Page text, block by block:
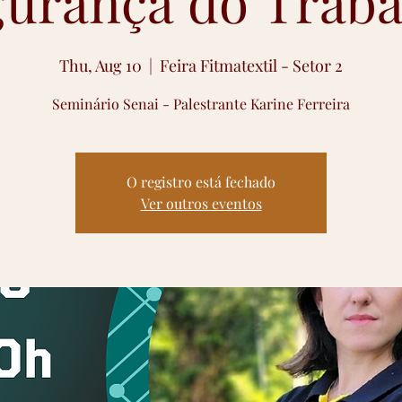
Thu, Aug 10
  |
Feira Fitmatextil - Setor 2
Seminário Senai - Palestrante Karine Ferreira
O registro está fechado
Ver outros eventos